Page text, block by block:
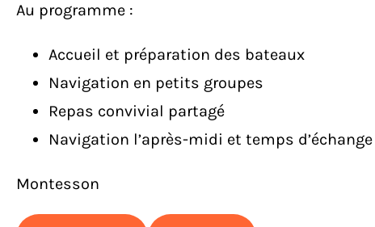
Au programme :
Accueil et préparation des bateaux
Navigation en petits groupes
Repas convivial partagé
Navigation l’après-midi et temps d’échange
Montesson